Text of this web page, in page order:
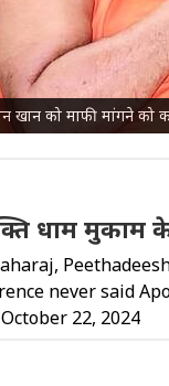
खान को माफी मांगने को
कहा, "लॉरेंस ने
उसके बेटे ने
धाम मुकाम
never said
October 22, 2024